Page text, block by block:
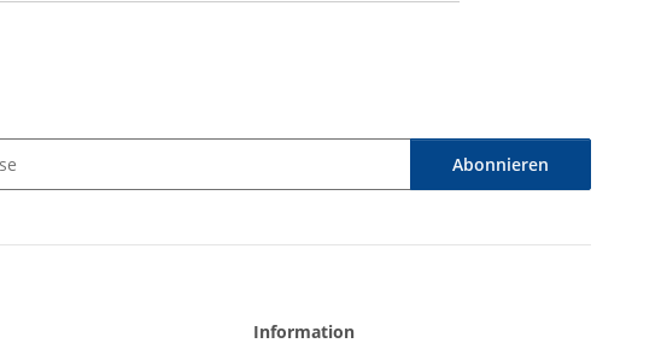
Abonnieren
Information